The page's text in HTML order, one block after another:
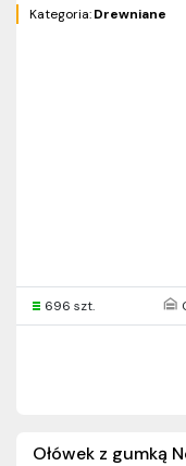
Kategoria:Drewniane
696 szt.
Ołówek z gumką